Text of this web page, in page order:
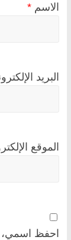
الاسم *
البريد
الموقع
احفظ اسمي،